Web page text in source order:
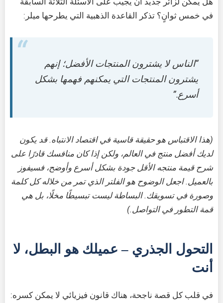
في خمس ثوانٍ؟ تذكر القاعدة الذهبية التي يطرحها ميلر:
“الناس لا يشترون المنتجات الأفضل؛ إنهم
يشترون المنتجات التي يمكنهم فهمها بشكل
أسرع.”
(هذا الاقتباس هو حقيقة قاسية في اقتصاد الانتباه. قد يكون
لديك أفضل منتج في العالم، ولكن إذا كان منافسك قادرًا على
شرح قيمة منتجه الأقل جودة بشكل أسرع وأوضح، فسيفوز
بالعميل. اجعل الوضوح هو الفلتر الذي تمر من خلاله كل كلمة
وصورة في تسويقك. البساطة ليست تبسيطًا مخلًا، بل هي
قمة التطور في التواصل.)
التحول الجذري – عميلك هو البطل، لا
أنت
في قلب كل قصة ناجحة، هناك قانون فيزيائي لا يمكن كسره: